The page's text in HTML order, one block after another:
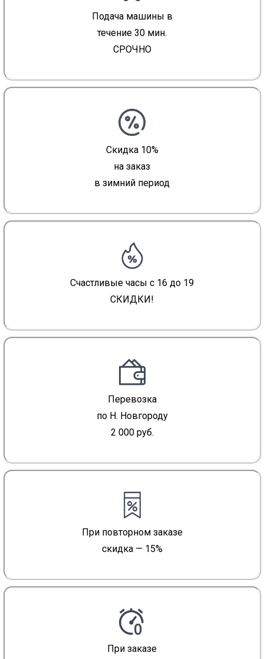
Подача машины в
течение 30 мин.
СРОЧНО
Скидка 10%
на заказ
в зимний период
Счастливые часы с 16 до 19
СКИДКИ!
Перевозка
по Н. Новгороду
2 000 руб.
При повторном заказе
скидка — 15%
При заказе